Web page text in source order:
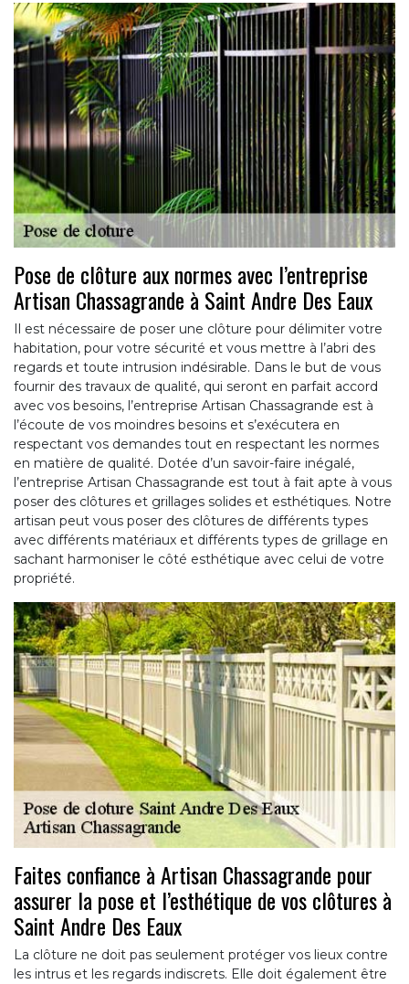
Pose de clôture aux normes avec l’entreprise
Artisan Chassagrande à Saint Andre Des Eaux
Il est nécessaire de poser une clôture pour délimiter votre
habitation, pour votre sécurité et vous mettre à l’abri des
regards et toute intrusion indésirable. Dans le but de vous
fournir des travaux de qualité, qui seront en parfait accord
avec vos besoins, l’entreprise Artisan Chassagrande est à
l’écoute de vos moindres besoins et s’exécutera en
respectant vos demandes tout en respectant les normes
en matière de qualité. Dotée d’un savoir-faire inégalé,
l’entreprise Artisan Chassagrande est tout à fait apte à vous
poser des clôtures et grillages solides et esthétiques. Notre
artisan peut vous poser des clôtures de différents types
avec différents matériaux et différents types de grillage en
sachant harmoniser le côté esthétique avec celui de votre
propriété.
Faites confiance à Artisan Chassagrande pour
assurer la pose et l’esthétique de vos clôtures à
Saint Andre Des Eaux
La clôture ne doit pas seulement protéger vos lieux contre
les intrus et les regards indiscrets. Elle doit également être